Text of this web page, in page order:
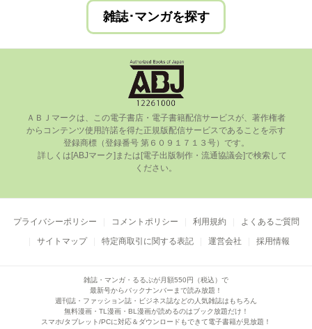
雑誌･マンガを探す
ＡＢＪマークは、この電⼦書店・電⼦書籍配信サービスが、著作権者
からコンテンツ使⽤許諾を得た正規版配信サービスであることを⽰す
登録商標（登録番号 第６０９１７１３号）です。
ください。
プライバシーポリシー コメントポリシー 利用規約
よくあるご質問
サイトマップ
特定商取引に関する表記 運営会社 採用情報
雑誌・マンガ・るるぶが月額550円（税込）で
最新号からバックナンバーまで読み放題！
週刊誌・ファッション誌・ビジネス誌などの人気雑誌はもちろん
無料漫画・TL漫画・BL漫画が読めるのはブック放題だけ！
スマホ/タブレット/PCに対応＆ダウンロードもできて電子書籍が見放題！